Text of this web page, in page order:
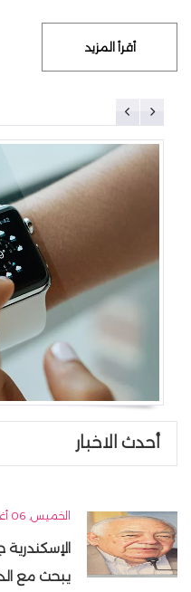
أقرأ المزيد
أحدث الاخبار
الخميس, 06 أغسطس 2026 - 11:03 م
يبحث مع